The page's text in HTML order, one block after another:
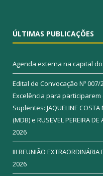
ÚLTIMAS PUBLICAÇÕES
Agenda externa na capital
Edital de Convocação Nº 007/
Excelência para
Suplentes: JAQUELINE
(MDB) e RUSEVEL PEREIRA
2026
III REUNIÃO
2026